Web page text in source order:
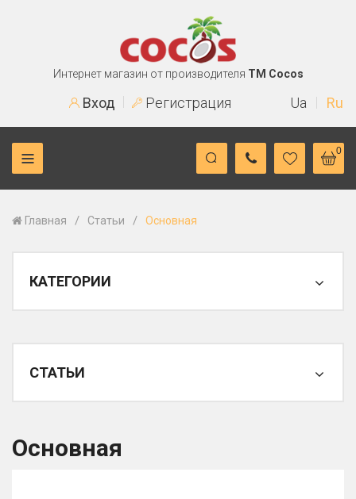
Интернет магазин от производителя TM Cocos
Вход Регистрация Ua Ru
0
Главная / Статьи / Основная
КАТЕГОРИИ
СТАТЬИ
Основная